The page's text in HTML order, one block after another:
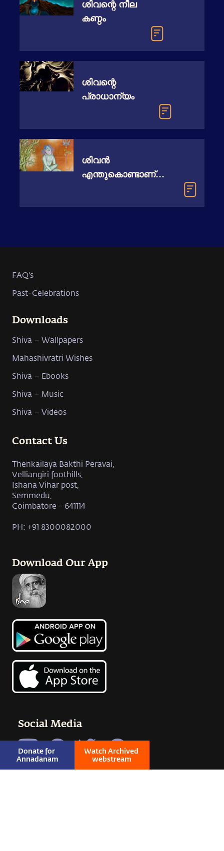
ശിവന്റെ നീല
കണ്ഠം
ശിവന്റെ
പ്രാധാന്യം
ശിവൻ
എന്തുകൊണ്ടാണ്
Donate for
Annadanam
Watch Archived
webstream
FAQ's
Past-Celebrations
Downloads
Shiva – Wallpapers
Mahashivratri Wishes
Shiva – Ebooks
Shiva – Music
Shiva – Videos
Contact Us
Thenkailaya Bakthi Peravai,
Velliangiri foothills,
Ishana Vihar post,
Semmedu,
Coimbatore - 641114
PH: +91 8300082000
Download Our App
Social Media